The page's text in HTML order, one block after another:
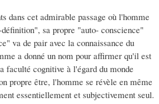
dans cet admirable passage où l'homme
sa propre "auto- conscience"
va de pair avec la connaissance du
a donné un nom pour affirmer qu'il est
faculté cognitive à l'égard du monde
propre être, l'homme se révèle en même
essentiellement et subjectivement seul.